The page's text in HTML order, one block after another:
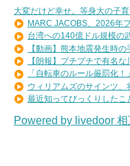
大変だけど幸せ。等身大の子育
MARC JACOBS、2026年
台湾への140億ドル規模の
【動画】熊本地震発生時
【朗報】プチプチで有名
「自転車のルール厳罰化
ウィリアムズのサインツ、
最近知ってびっくりしたこ
Powered by livedoor